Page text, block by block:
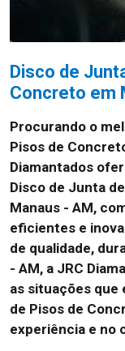
Disco de
Concreto em
Procurando o
Pisos de
Diamantados
Disco de Junta
Manaus - AM,
eficientes e
de qualidade,
- AM, a JRC
as situações que
de Pisos de
experiência e no